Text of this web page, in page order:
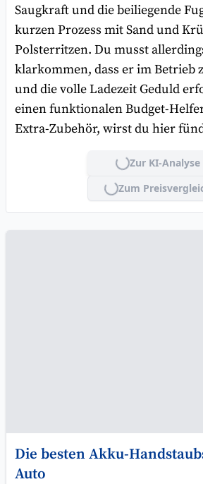
Saugkraft und die beiliegende
kurzen Prozess mit Sand und
Polsterritzen. Du musst
klarkommen, dass er im Betrieb
und die volle Ladezeit Geduld
einen funktionalen Budget-
Extra-Zubehör, wirst du hier
Lade...
Zur KI-Analyse
Lade...
Zum
Die besten Akku-
Auto